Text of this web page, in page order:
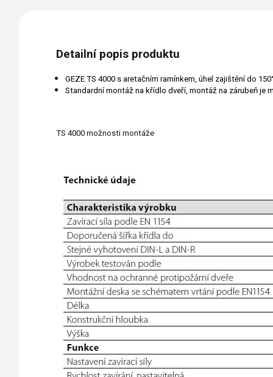
Detailní popis produktu
GEZE TS 4000 s aretačním ramínkem, úhel zajištění do
Standardní montáž na křídlo dveří, montáž na zárubeň je
TS 4000 možnosti montáže